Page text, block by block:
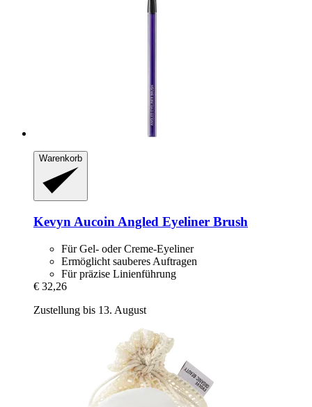
Warenkorb
Kevyn Aucoin Angled Eyeliner Brush
Für Gel- oder Creme-Eyeliner
Ermöglicht sauberes Auftragen
Für präzise Linienführung
€ 32,26
Zustellung bis 13. August